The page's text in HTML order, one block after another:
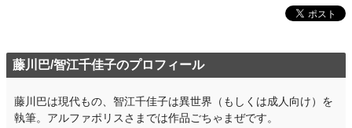
藤川巴/智江千佳子のプロフィール
藤川巴は現代もの、智江千佳子は異世界（もしくは成人向け）を
執筆。アルファポリスさまでは作品ごちゃまぜです。